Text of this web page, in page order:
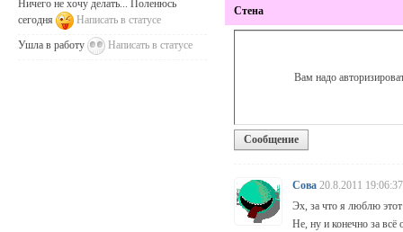
Ничего не хочу делать... Поленюсь
сегодня
Написать в статусе
Ушла в работу Написать в статусе
Стена
Вам надо
Сообщение
Сова 20.8.2011 19:06:37
Эх, за что я люблю этот
Не, ну и конечно за всё